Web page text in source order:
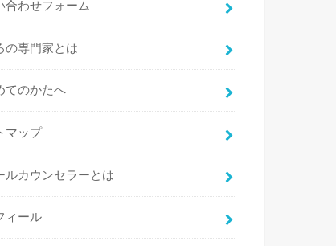
合わせフォーム
の専門家とは
てのかたへ
マップ
ルカウンセラーとは
ィール